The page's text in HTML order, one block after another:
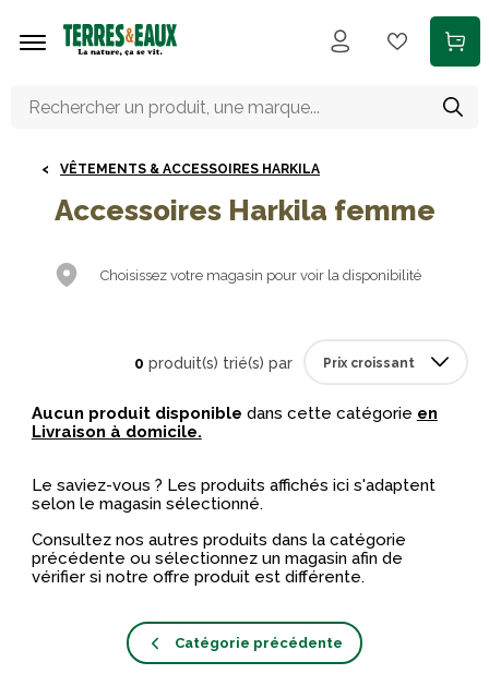
VÊTEMENTS & ACCESSOIRES HARKILA
Accessoires Harkila femme
Choisissez votre magasin pour voir la disponibilité
0 produit(s) trié(s) par
Aucun produit disponible dans cette catégorie en
Livraison à domicile.
Le saviez-vous ? Les produits affichés ici s'adaptent
selon le magasin sélectionné.
Consultez nos autres produits dans la catégorie
précédente ou sélectionnez un magasin afin de
vérifier si notre offre produit est différente.
Catégorie précédente